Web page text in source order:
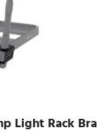
Light Rack